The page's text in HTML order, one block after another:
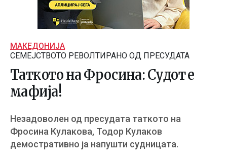
МАКЕДОНИЈА
СЕМЕЈСТВОТО РЕВОЛТИРАНО ОД ПРЕСУДАТА
Таткото на Фросина: Судот е
мафија!
Незадоволен од пресудата таткото на
Фросина Кулакова, Тодор Кулаков
демостративно ја напушти судницата.